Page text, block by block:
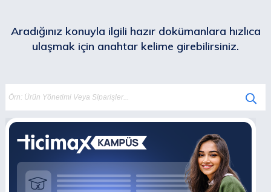
Aradığınız konuyla ilgili hazır dokümanlara hızlıca
ulaşmak için anahtar kelime girebilirsiniz.